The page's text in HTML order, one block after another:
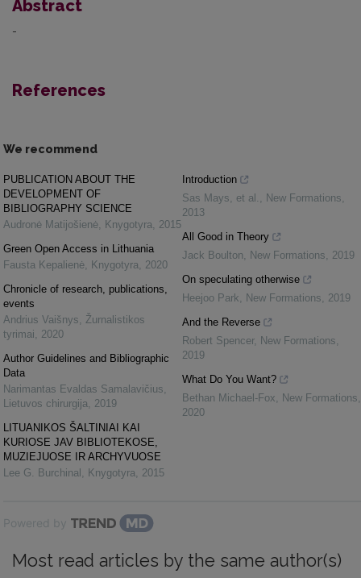
Abstract
-
References
We recommend
PUBLICATION ABOUT THE
DEVELOPMENT OF
BIBLIOGRAPHY SCIENCE
Audronė Matijošienė, Knygotyra, 2015
Green Open Access in Lithuania
Fausta Kepalienė, Knygotyra, 2020
Chronicle of research, publications,
events
Andrius Vaišnys, Žurnalistikos
tyrimai, 2020
Author Guidelines and Bibliographic
Data
Narimantas Evaldas Samalavičius,
Lietuvos chirurgija, 2019
LITUANIKOS ŠALTINIAI KAI
KURIOSE JAV BIBLIOTEKOSE,
MUZIEJUOSE IR ARCHYVUOSE
Lee G. Burchinal , Knygotyra, 2015
Introduction
Sas Mays, et al. , New Formations,
2013
All Good in Theory
Jack Boulton, New Formations, 2019
On speculating otherwise
Heejoo Park, New Formations, 2019
And the Reverse
Robert Spencer, New Formations,
2019
What Do You Want?
Bethan Michael-Fox, New Formations,
2020
Powered by
Most read articles by the same author(s)